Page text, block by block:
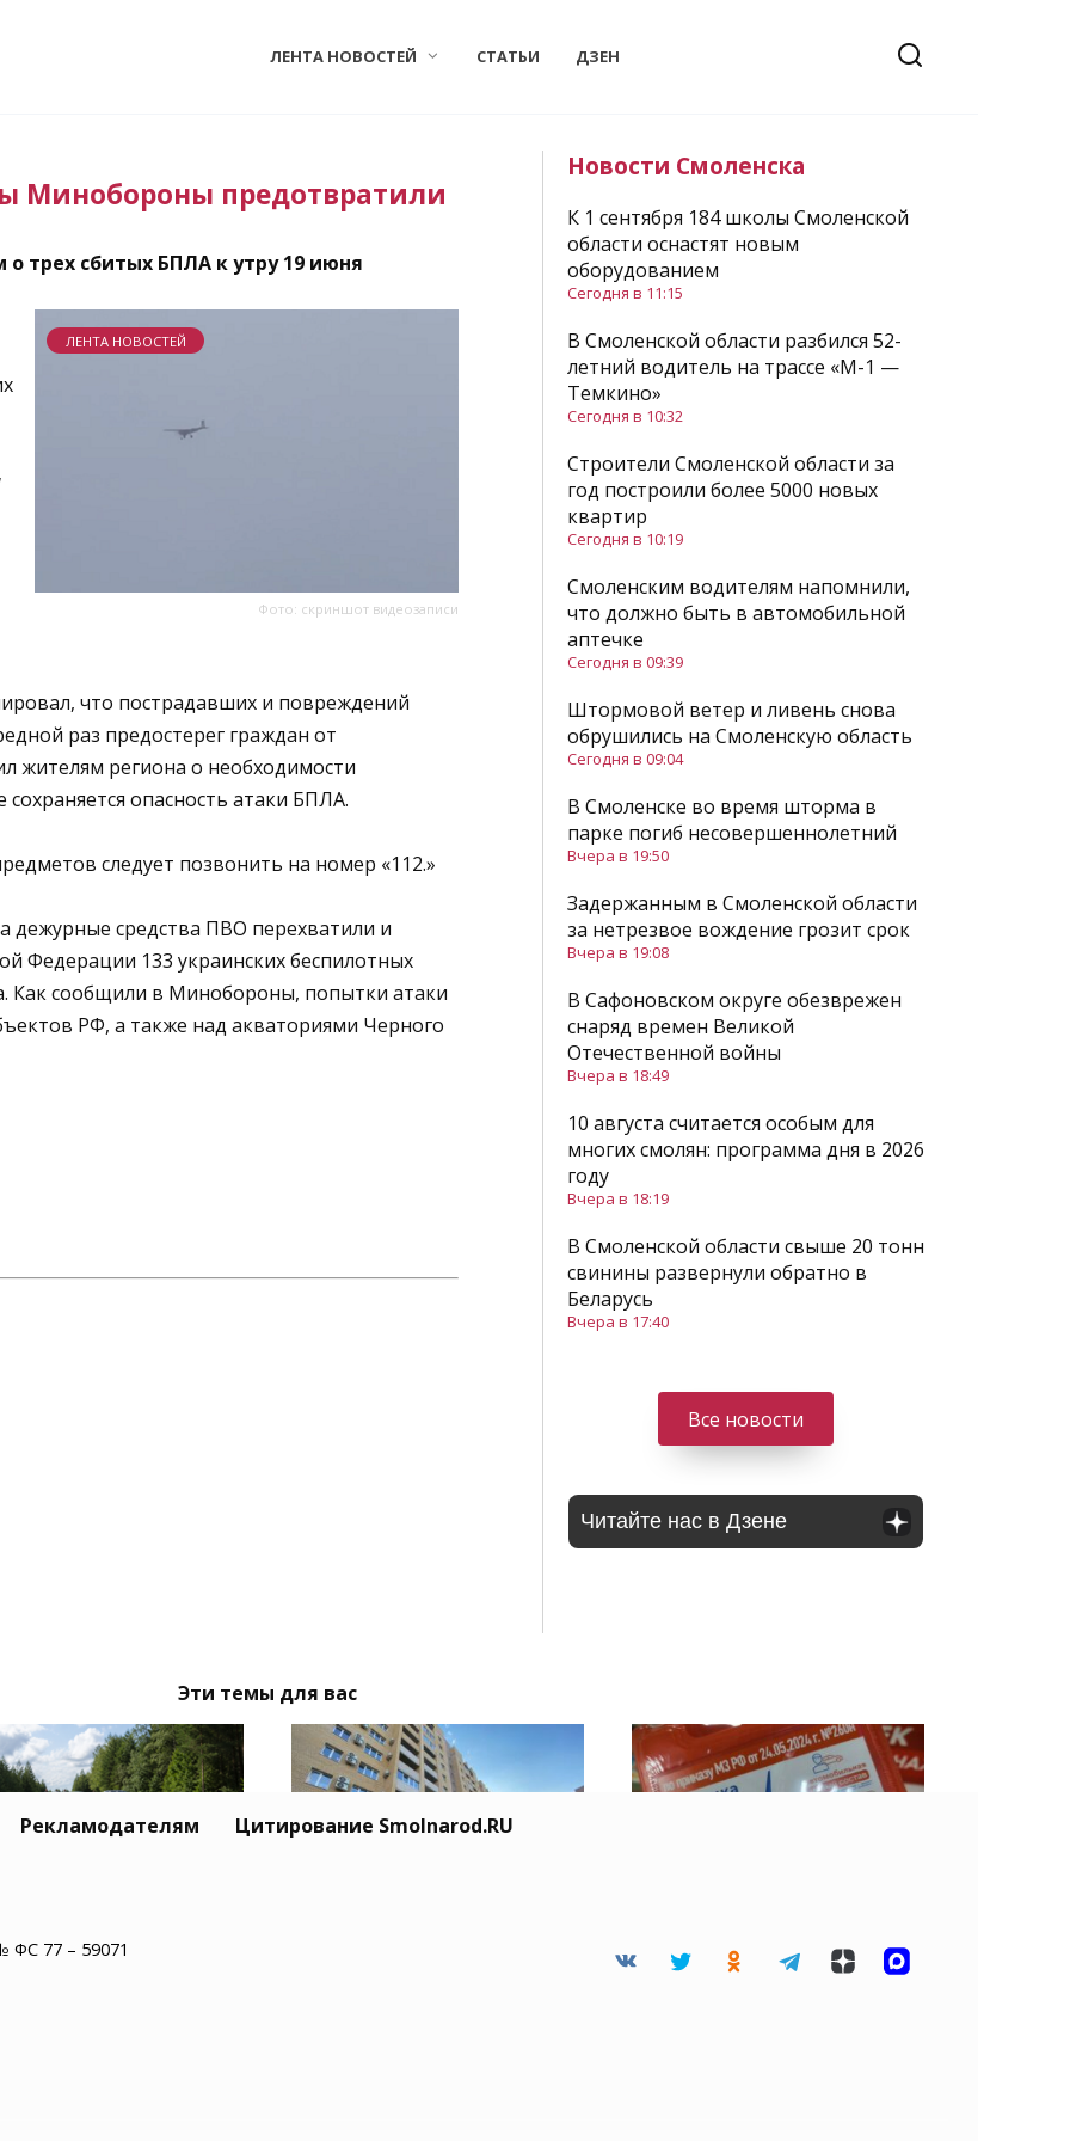
ЛЕНТА НОВОСТЕЙ СТАТЬИ ДЗЕН
Минобороны предотвратили
трех сбитых БПЛА к утру 19 июня
Фото: скриншот видеозаписи
ЛЕНТА НОВОСТЕЙ
что пострадавших и повреждений
раз предостерег граждан от
жителям региона о необходимости
опасность атаки БПЛА.
следует позвонить на номер «112.»
дежурные средства ПВО перехватили и
Федерации 133 украинских беспилотных
Как сообщили в Минобороны, попытки атаки
РФ, а также над акваториями Черного
Новости Смоленска
К 1 сентября 184 школы Смоленской
области оснастят новым
оборудованием
Сегодня в 11:15
В Смоленской области разбился 52-
летний водитель на трассе «М-1 —
Темкино»
Сегодня в 10:32
Строители Смоленской области за
год построили более 5000 новых
квартир
Сегодня в 10:19
Смоленским водителям напомнили,
что должно быть в автомобильной
аптечке
Сегодня в 09:39
Штормовой ветер и ливень снова
обрушились на Смоленскую область
Сегодня в 09:04
В Смоленске во время шторма в
парке погиб несовершеннолетний
Вчера в 19:50
Задержанным в Смоленской области
за нетрезвое вождение грозит срок
Вчера в 19:08
В Сафоновском округе обезврежен
снаряд времен Великой
Отечественной войны
Вчера в 18:49
10 августа считается особым для
многих смолян: программа дня в 2026
году
Вчера в 18:19
В Смоленской области свыше 20 тонн
свинины развернули обратно в
Беларусь
Вчера в 17:40
Все новости
Читайте нас в Дзене
Эти темы для вас
области
Смоленским водителям
напомнили, что должно
Рекламодателям Цитирование Smolnarod.RU
ФС 77 – 59071